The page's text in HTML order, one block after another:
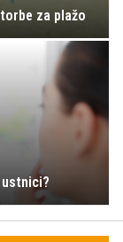
za plažo